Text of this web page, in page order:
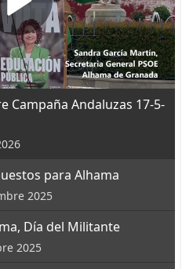
Campaña Andaluzas 17-5-
para Alhama
2025
Día del Militante
2025